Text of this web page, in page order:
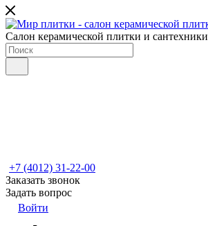
Салон керамической плитки и сантехники
+7 (4012) 31-22-00
Заказать звонок
Задать вопрос
Войти